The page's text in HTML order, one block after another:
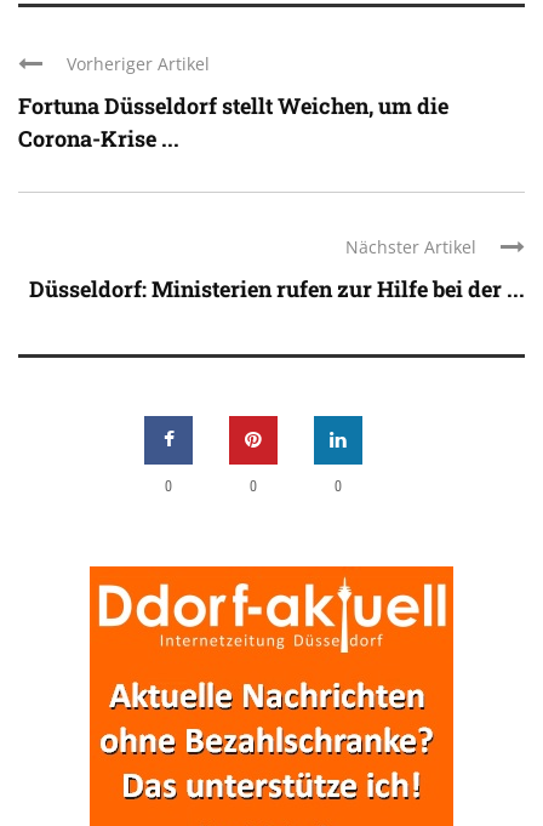
Vorheriger Artikel
Fortuna Düsseldorf stellt Weichen, um die
Corona-Krise ...
Nächster Artikel
Düsseldorf: Ministerien rufen zur Hilfe bei der ...
0 0 0